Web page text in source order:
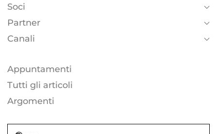
Soci
Partner
Canali
Appuntamenti
Tutti gli articoli
Argomenti